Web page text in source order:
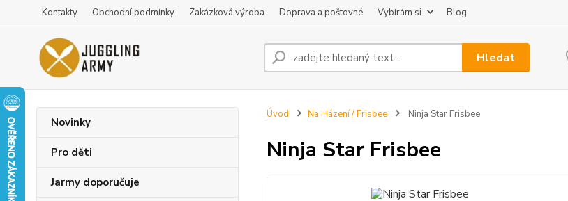
Kontakty Obchodní podmínky Zakázková výroba Doprava a poštovné Vybírám si Blog
Hledat
Novinky
Pro děti
Jarmy doporučuje
Úvod Na Házení / Frisbee Ninja Star Frisbee
Ninja Star Frisbee